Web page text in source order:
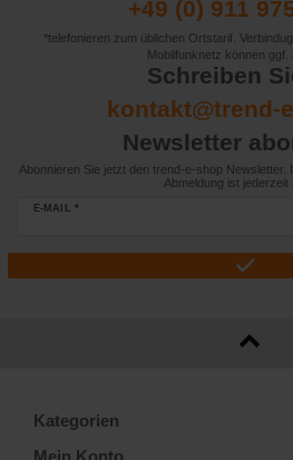
+49 (0) 911
*telefonieren zum üblichen Ortstarif.
Mobilfunknetz können ggf.
Schreiben
kontakt@trend-
Newsletter
Abonnieren Sie jetzt den trend-e-shop Newsletter.
Abmeldung ist jederzeit
E-MAIL *
Kategorien